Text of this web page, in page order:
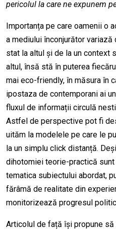
pericolul la care ne expunem
Importanța pe care oamenii o
a mediului înconjurător variază
stat la altul și de la un context
altul, însă stă în puterea
mai eco-friendly, în măsura în
ipostaza de contemporani ai
fluxul de informații circulă
Astfel de perspective pot fi
uităm la modelele pe care le
la un simplu click distanță.
dihotomiei teorie-practică
tematica subiectului abordat,
fărâmă de realitate din
monitorizează progresul
Articolul de față își propune